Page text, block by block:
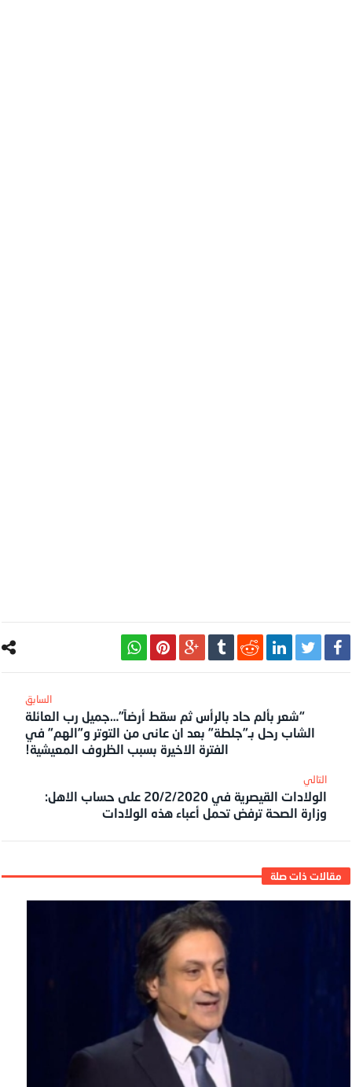
“شعر بألم حاد بالرأس ثم سقط أرضاً”…جميل رب العائلة
الشاب رحل بـ”جلطة” بعد ان عانى من التوتر و”الهم” في
الفترة الاخيرة بسبب الظروف المعيشية!
‎التالي
الولادات القيصرية في 20/2/2020 على حساب الاهل:
وزارة الصحة ترفض تحمل أعباء هذه الولادات